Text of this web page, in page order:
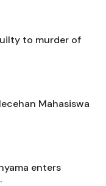
to murder of
Mahasiswa
enters